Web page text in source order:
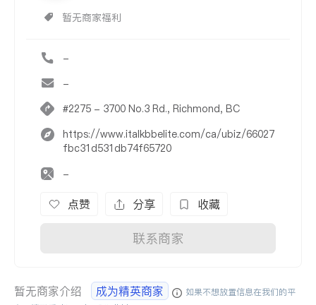
暂无商家福利
-
-
#2275 - 3700 No.3 Rd., Richmond, BC
https://www.italkbbelite.com/ca/ubiz/66027
fbc31d531db74f65720
-
点赞 分享 收藏
联系商家
暂无商家介绍 成为精英商家
如果不想放置信息在我们的平